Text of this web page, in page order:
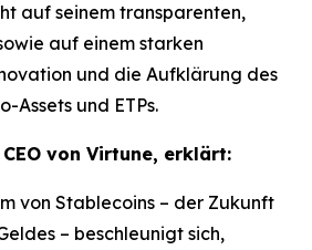
auf seinem transparenten,
auf einem starken
und die Aufklärung des
Assets und ETPs.
von Virtune, erklärt:
von Stablecoins – der Zukunft
– beschleunigt sich,